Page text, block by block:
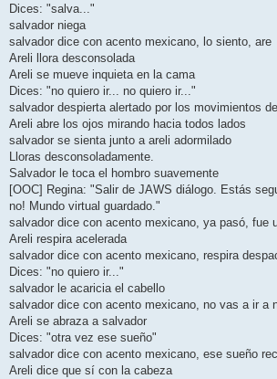
Dices: "salva..."
salvador niega
salvador dice con acento mexicano, lo siento, are
Areli llora desconsolada
Areli se mueve inquieta en la cama
Dices: "no quiero ir... no quiero ir..."
salvador despierta alertado por los movimientos
Areli abre los ojos mirando hacia todos lados
salvador se sienta junto a areli adormilado
Lloras desconsoladamente.
Salvador le toca el hombro suavemente
[OOC] Regina: "Salir de JAWS diálogo. Estás
no! Mundo virtual guardado."
salvador dice con acento mexicano, ya pasó, fue
Areli respira acelerada
salvador dice con acento mexicano, respira
Dices: "no quiero ir..."
salvador le acaricia el cabello
salvador dice con acento mexicano, no vas a ir a
Areli se abraza a salvador
Dices: "otra vez ese sueño"
salvador dice con acento mexicano, ese sueño
Areli dice que sí con la cabeza